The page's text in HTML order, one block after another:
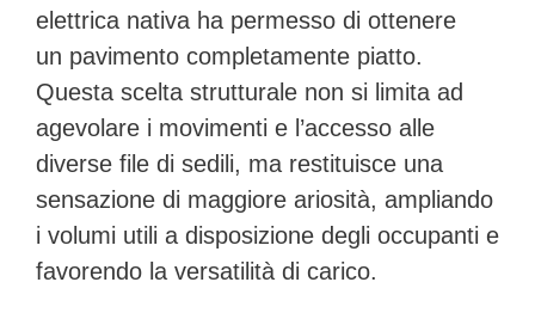
elettrica nativa ha permesso di ottenere
un pavimento completamente piatto.
Questa scelta strutturale non si limita ad
agevolare i movimenti e l’accesso alle
diverse file di sedili, ma restituisce una
sensazione di maggiore ariosità, ampliando
i volumi utili a disposizione degli occupanti e
favorendo la versatilità di carico.